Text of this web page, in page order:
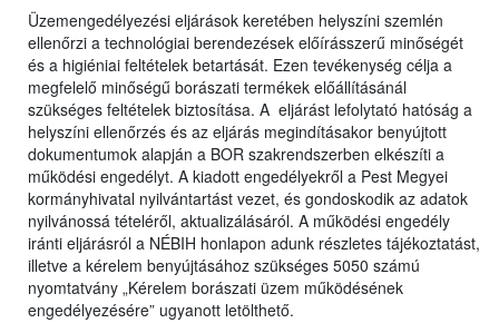
Üzemengedélyezési eljárások keretében helyszíni szemlén
ellenőrzi a technológiai berendezések előírásszerű minőségét
és a higiéniai feltételek betartását. Ezen tevékenység célja a
megfelelő minőségű borászati termékek előállításánál
szükséges feltételek biztosítása. A eljárást lefolytató hatóság a
helyszíni ellenőrzés és az eljárás megindításakor benyújtott
dokumentumok alapján a BOR szakrendszerben elkészíti a
működési engedélyt. A kiadott engedélyekről a Pest Megyei
kormányhivatal nyilvántartást vezet, és gondoskodik az adatok
nyilvánossá tételéről, aktualizálásáról. A működési engedély
iránti eljárásról a NÉBIH honlapon adunk részletes tájékoztatást,
illetve a kérelem benyújtásához szükséges 5050 számú
nyomtatvány „Kérelem borászati üzem működésének
engedélyezésére” ugyanott letölthető.